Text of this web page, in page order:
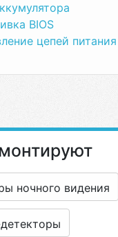
BIOS
цепей питания
ночного видения